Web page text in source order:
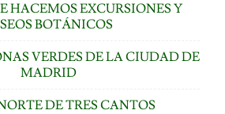
HACEMOS EXCURSIONES Y
BOTÁNICOS
VERDES DE LA CIUDAD DE
MADRID
DE TRES CANTOS